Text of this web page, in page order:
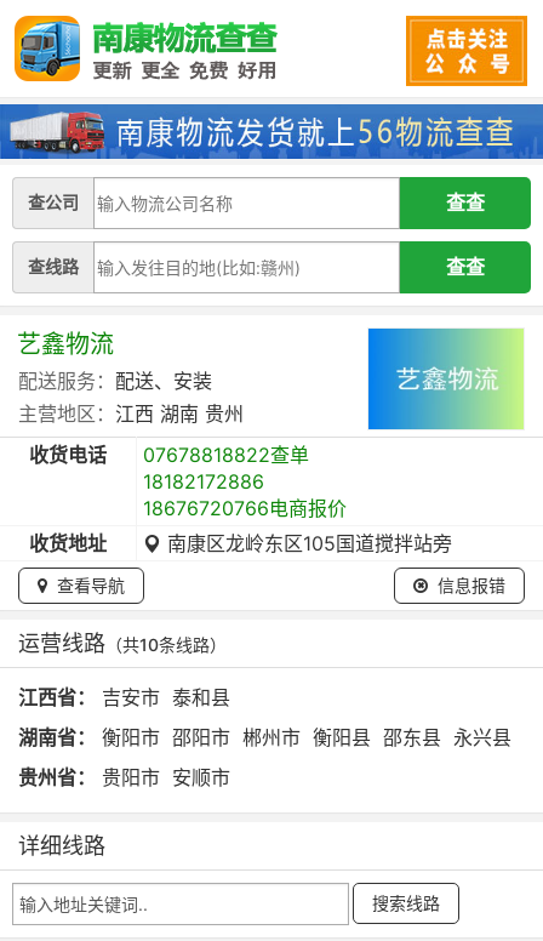
查公司
查线路
艺鑫物流
配送服务： 配送、安装
主营地区： 江西 湖南 贵州
收货电话
07678818822查单
18182172886
18676720766电商报价
收货地址
南康区龙岭东区105国道搅拌站旁
查看导航 信息报错
运营线路 （共10条线路）
江西省： 吉安市 泰和县
湖南省：
衡阳市 邵阳市 郴州市 衡阳县 邵东县 永兴县
贵州省：
贵阳市 安顺市
详细线路